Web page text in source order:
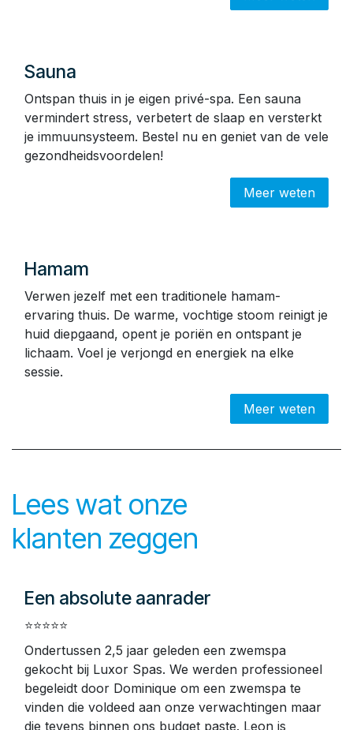
Sauna
Ontspan thuis in je eigen privé-spa. Een sauna
vermindert stress, verbetert de slaap en versterkt
je immuunsysteem. Bestel nu en geniet van de vele
gezondheidsvoordelen!
Meer weten
Verwen jezelf met een traditionele hamam-
ervaring thuis. ‍De warme, vochtige stoom reinigt je
huid diepgaand, opent je poriën en ontspant je
Lees wat onze